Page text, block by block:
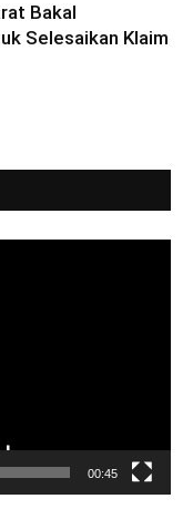
Bakal
Selesaikan Klaim
00:45